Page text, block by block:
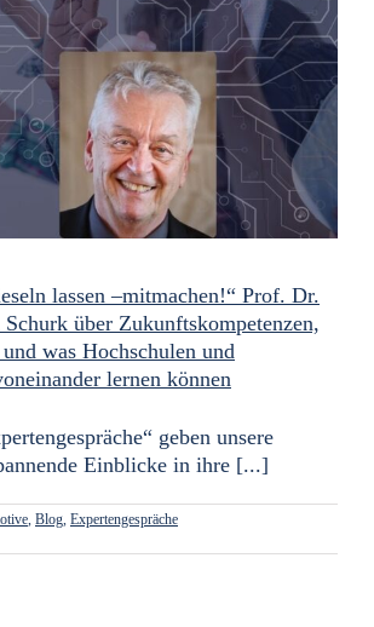
lassen –mitmachen!“ Prof. Dr.
Schurk über Zukunftskompetenzen,
was Hochschulen und
lernen können
geben unsere
Einblicke in ihre [...]
, Blog, Expertengespräche